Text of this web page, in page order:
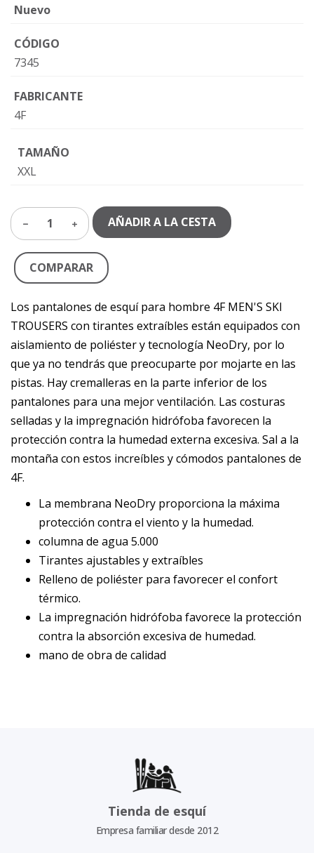
Nuevo
CÓDIGO
7345
FABRICANTE
4F
TAMAÑO
XXL
1 AÑADIR A LA CESTA
COMPARAR
Los pantalones de esquí para hombre 4F MEN'S SKI
TROUSERS con tirantes extraíbles están equipados con
aislamiento de poliéster y tecnología NeoDry, por lo
que ya no tendrás que preocuparte por mojarte en las
pistas. Hay cremalleras en la parte inferior de los
pantalones para una mejor ventilación. Las costuras
selladas y la impregnación hidrófoba favorecen la
protección contra la humedad externa excesiva. Sal a la
montaña con estos increíbles y cómodos pantalones de
4F.
La membrana NeoDry proporciona la máxima
protección contra el viento y la humedad.
columna de agua 5.000
Tirantes ajustables y extraíbles
Relleno de poliéster para favorecer el confort
térmico.
La impregnación hidrófoba favorece la protección
contra la absorción excesiva de humedad.
mano de obra de calidad
Tienda de esquí
Empresa familiar desde 2012